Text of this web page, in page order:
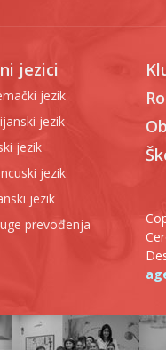
jezici
jezik
jezik
jezik
jezik
jezik
prevođenja